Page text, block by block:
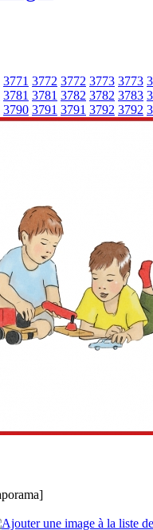
3771 3772 3772 3773 3773
3781 3781 3782 3782 3783
3790 3791 3791 3792 3792